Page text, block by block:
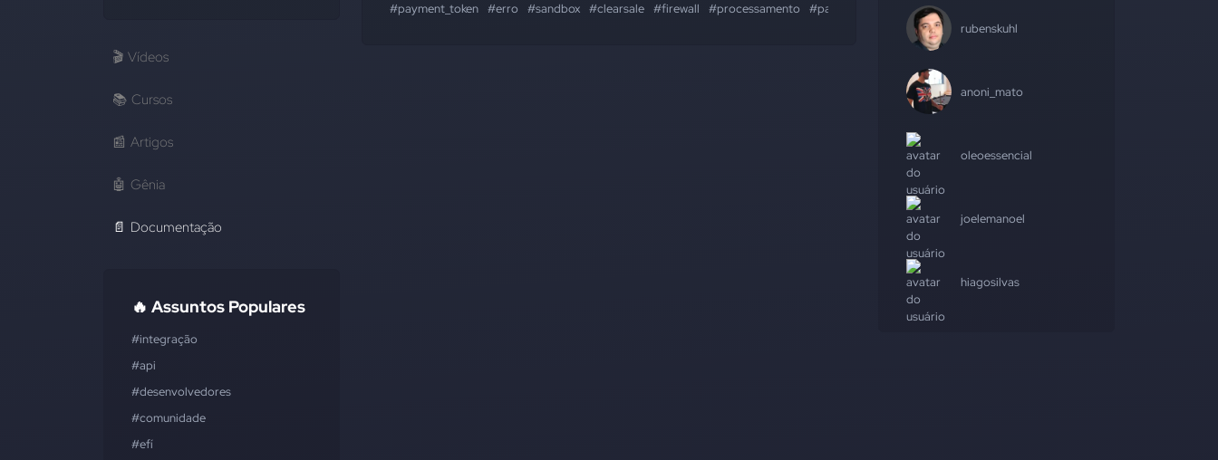
🎬 Vídeos
📚 Cursos
📰 Artigos
🤖 Gênia
📄 Documentação
🔥 Assuntos Populares
#integração
#api
#desenvolvedores
#comunidade
#efí
#payment_token #erro #sandbox #clearsale #firewall #processamento #pagamento
rubenskuhl
anoni_mato
oleoessencial
joelemanoel
hiagosilvas